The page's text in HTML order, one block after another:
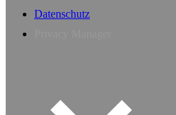
Datenschutz